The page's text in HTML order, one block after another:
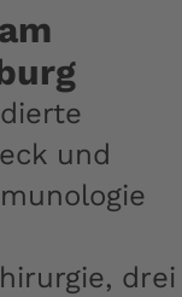
und
drei